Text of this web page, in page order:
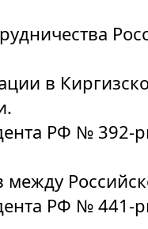
в
РФ № 392-
РФ № 441-